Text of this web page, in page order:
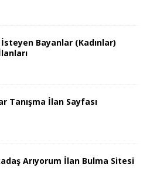
Bayanlar (Kadınlar)
Tanışma İlan Sayfası
Arıyorum İlan Bulma Sitesi